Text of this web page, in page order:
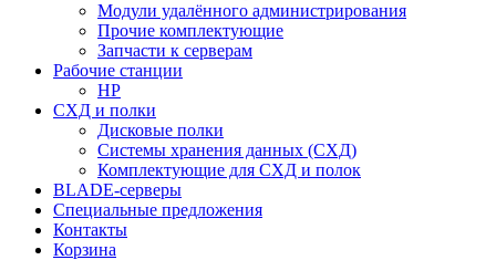
Модули удалённого администрирования
Прочие комплектующие
Запчасти к серверам
Рабочие станции
HP
СХД и полки
Дисковые полки
Системы хранения данных (СХД)
Комплектующие для СХД и полок
BLADE-серверы
Специальные предложения
Контакты
Корзина